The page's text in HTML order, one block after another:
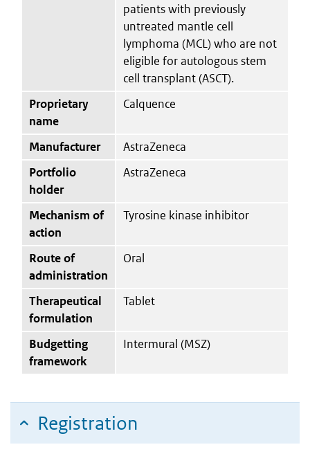
patients with previously
untreated mantle cell
lymphoma (MCL) who are not
eligible for autologous stem
cell transplant (ASCT).
Proprietary
name
Calquence
Manufacturer
AstraZeneca
Portfolio
holder
AstraZeneca
Mechanism of
action
Tyrosine kinase inhibitor
Route of
administration
Oral
Therapeutical
formulation
Tablet
Budgetting
framework
Intermural (MSZ)
Registration